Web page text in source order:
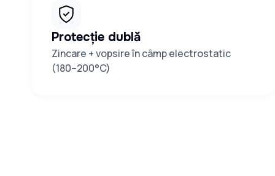
Protecție dublă
Zincare + vopsire în câmp electrostatic
(180–200°C)